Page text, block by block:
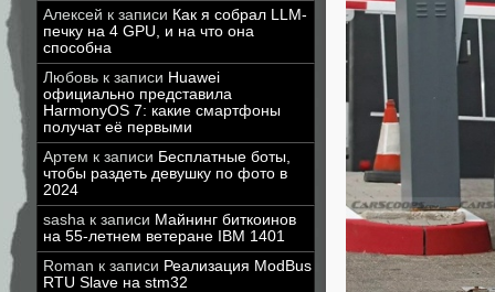
Алексей к записи Как я собрал LLM-
печку на 4 GPU, и на что она
способна
Любовь к записи Huawei
официально представила
HarmonyOS 7: какие смартфоны
получат её первыми
Артем к записи Бесплатные боты,
чтобы раздеть девушку по фото в
2024
sasha к записи Майнинг биткоинов
на 55-летнем ветеране IBM 1401
Roman к записи Реализация ModBus
RTU Slave на stm32